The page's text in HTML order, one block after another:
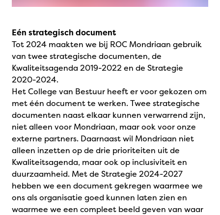
Eén strategisch document
Tot 2024 maakten we bij ROC Mondriaan gebruik
van twee strategische documenten, de
Kwaliteitsagenda 2019-2022 en de Strategie
2020-2024.
Het College van Bestuur heeft er voor gekozen om
met één document te werken. Twee strategische
documenten naast elkaar kunnen verwarrend zijn,
niet alleen voor Mondriaan, maar ook voor onze
externe partners. Daarnaast wil Mondriaan niet
alleen inzetten op de drie prioriteiten uit de
Kwaliteitsagenda, maar ook op inclusiviteit en
duurzaamheid. Met de Strategie 2024-2027
hebben we een document gekregen waarmee we
ons als organisatie goed kunnen laten zien en
waarmee we een compleet beeld geven van waar